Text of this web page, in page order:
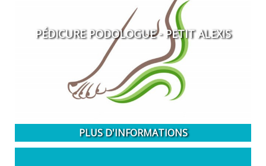
PÉDICURE PODOLOGUE - PETIT ALEXIS
PLUS D'INFORMATIONS